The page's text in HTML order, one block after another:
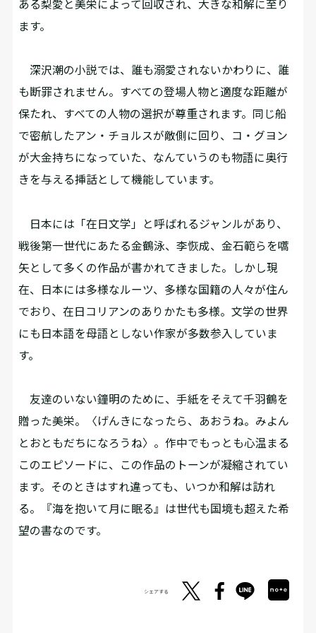
ある梨愛と美栄によって回収され、大きな和解に至り
ます。
深沢潮の小説では、誰も溺愛されないかわりに、誰
も断罪されません。すべての登場人物と適度な距離が
保たれ、すべての人物の選択が尊重されます。同じ船
で密航したアン・チョルスが敵側に回り、コ・グヨン
が大金持ちになっていた、なんていうのも物語に奥行
きを与える挿話として機能しています。
日本には「在日文学」と呼ばれるジャンルがあり、
戦後第一世代にあたる金鶴泳、李恢成、金石範らを嚆
矢として多くの作品が書かれてきました。しかし現
在、日本には多様なルーツ、多様な国籍の人々が住ん
でおり、在日コリアンのありかたも多様。文学の世界
にも日本語を母語としない作家が多数参入していま
す。
友達のいない鐘明のために、手紙をそえて千羽鶴を
贈った美栄。〈げんきになったら、あおうね。みよん
とおともだちになろうね〉。作中でもっとも心温まる
このエピソードに、この作品のトーンが凝縮されてい
ます。そのときはすれ違っても、いつか和解は訪れ
る。『海を抱いて月に眠る』は世代も国境も超えた希
望の書なのです。
シェアする